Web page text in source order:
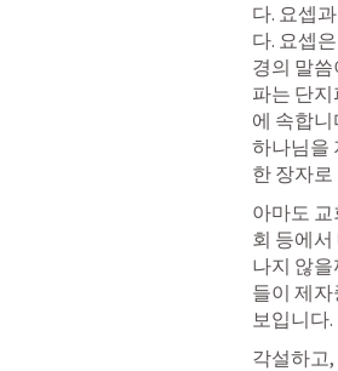
다. 요셉
다. 요셉
경의 말
파는 단
에 속합
하나님을
한 장자
아마도 교
회 등에
나지 않
들이 제
보입니다.
각설하고